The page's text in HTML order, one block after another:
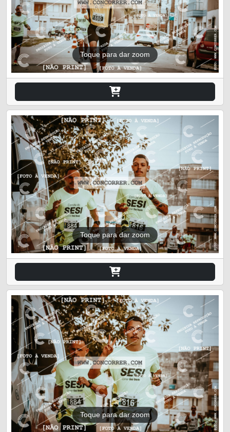
Toque para dar zoom
Toque para dar zoom
Toque para dar zoom